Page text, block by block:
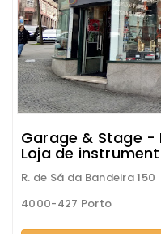
Garage & Stage -
Loja de
R. de Sá da Bandeira 150
4000-427 Porto